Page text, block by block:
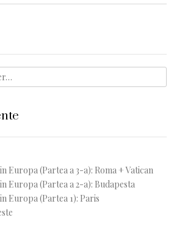
Europa (Partea a 3-a): Roma + Vatican
Europa (Partea a 2-a): Budapesta
Europa (Partea 1): Paris